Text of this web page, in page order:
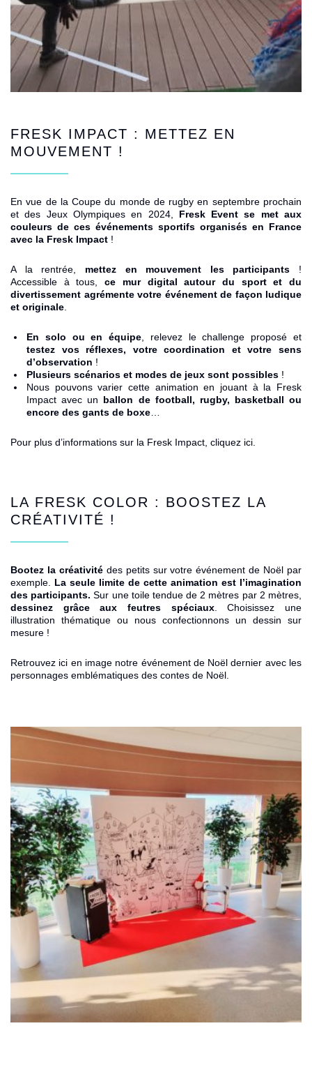
FRESK IMPACT : METTEZ EN
MOUVEMENT !
En vue de laCoupe du monde de rugby en septembre prochain
et des Jeux Olympiques en 2024, Fresk Event se met aux
couleurs de ces événements sportifs organisés en France
avec la Fresk Impact !
A la rentrée, mettez en mouvement les participants !
Accessible à tous,ce mur digital autour du sport et du
divertissement agrémente votre événement de façon ludique
et originale.
En solo ou en équipe, relevez le challenge proposé et
testez vos réflexes, votre coordination et votre sens
d’observation !
Plusieurs scénarios et modes de jeux sont possibles !
Nous pouvons varier cette animation en jouant à la Fresk
Impact avec un ballon de football, rugby, basketball ou
encore des gants de boxe…
Pour plus d’informations sur la Fresk Impact, cliquez ici.
LA FRESK COLOR : BOOSTEZ LA
CRÉATIVITÉ !
Bootez la créativitédes petits sur votre événement de Noël par
exemple. La seule limite de cette animation est l’imagination
des participants. Sur une toile tendue de 2 mètres par 2 mètres,
dessinez grâce aux feutres spéciaux. Choisissez une
illustration thématique ou nous confectionnons un dessin sur
mesure !
Retrouvez ici en image notre événement de Noël dernier avec les
personnages emblématiques des contes de Noël.